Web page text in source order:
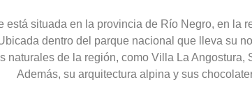
vistas
está situada en la provincia de Río Negro, en la
dentro del parque nacional que lleva su
naturales de la región, como Villa La
Además, su arquitectura alpina y sus